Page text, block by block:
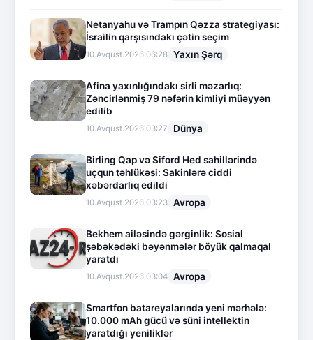
Netanyahu və Trampın Qəzza strategiyası:
İsrailin qarşısındakı çətin seçim
10.Avqust.2026 06:28 Yaxın Şərq
Afina yaxınlığındakı sirli məzarlıq:
Zəncirlənmiş 79 nəfərin kimliyi müəyyən
edilib
10.Avqust.2026 03:27 Dünya
Birling Qap və Siford Hed sahillərində
uçqun təhlükəsi: Sakinlərə ciddi
xəbərdarlıq edildi
10.Avqust.2026 03:23 Avropa
Bekhem ailəsində gərginlik: Sosial
şəbəkədəki bəyənmələr böyük qalmaqal
yaratdı
10.Avqust.2026 03:04 Avropa
Smartfon batareyalarında yeni mərhələ:
10.000 mAh gücü və süni intellektin
yaratdığı yeniliklər